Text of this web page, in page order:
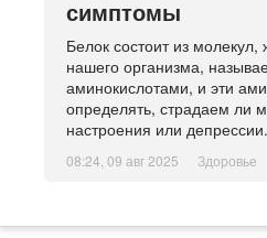
симптомы
Белок состоит из
нашего организма,
аминокислотами, и эти
определять, страдаем ли
настроения или депрессии.
08:24, 09 авг 2025 Здоровье